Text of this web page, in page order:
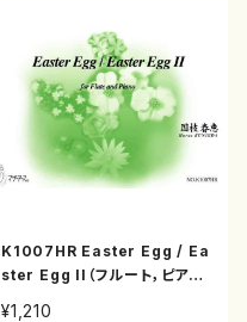
K1007HR Easter Egg / Ea
ster Egg II（フルート，ピアノ/
¥1,210